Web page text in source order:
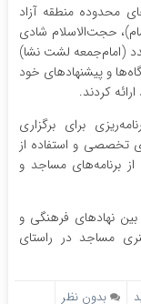
محدوده منطقه آزاد
حجت‌الاسلام شادی
(امام‌جمعه لشت نشا)
و پیشنهادهای خود
کردند.
برای برگزاری
تخصصی و استفاده از
برنامه‌های مساجد و
نهادهای فرهنگی و
مساجد در راستای
بدون نظر